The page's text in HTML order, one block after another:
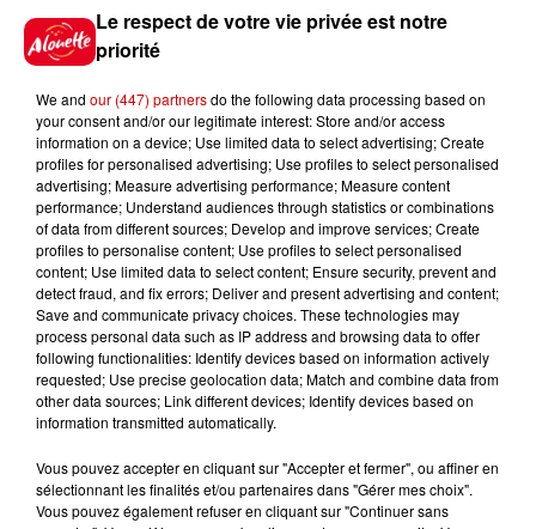
Gagnez vos places pour
l'événement Ride the Show à
Gagnez vos places pour le
festival Marché Gourmand 2026
à Coulon !
Le Duel - Gagnez vos entrées
pour l'un des zoos de nos
régions !
Destination Vacances - Gagnez
votre séjour en famille au cœur
Le respect de votre vie privée est notre
priorité
We and our (447) partnersdo the following data processing based on
your consent and/or our legitimate interest: Store and/or access
information on a device; Use limited data to select advertising; Create
profiles for personalised advertising; Use profiles to select personalised
advertising; Measure advertising performance; Measure content
performance; Understand audiences through statistics or combinations
of data from different sources; Develop and improve services; Create
profiles to personalise content; Use profiles to select personalised
content; Use limited data to select content; Ensure security, prevent and
detect fraud, and fix errors; Deliver and present advertising and content;
Save and communicate privacy choices. These technologies may
process personal data such as IP address and browsing data to offer
following functionalities: Identify devices based on information actively
requested; Use precise geolocation data; Match and combine data from
other data sources; Link different devices; Identify devices based on
information transmitted automatically.
Vous pouvez accepter en cliquant sur "Accepter et fermer", ou affiner en
sélectionnant les finalités et/ou partenaires dans "Gérer mes choix".
Vous pouvez également refuser en cliquant sur "Continuer sans